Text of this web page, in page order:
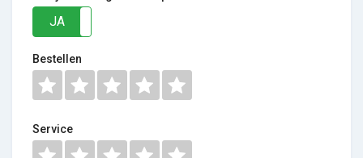
JA
Bestellen
Service